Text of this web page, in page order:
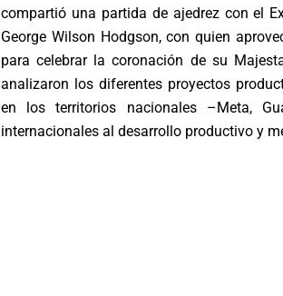
compartió una partida de ajedrez con el
George Wilson Hodgson, con quien
para celebrar la coronación de su
analizaron los diferentes proyectos
en los territorios nacionales –Meta,
internacionales al desarrollo productivo y